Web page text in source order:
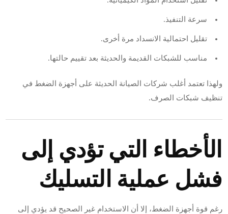
سرعة التنفيذ.
تقليل احتمالية الانسداد مرة أخرى.
مناسب للشبكات القديمة والحديثة بعد تقييم حالتها.
ولهذا تعتمد أغلب شركات الصيانة الحديثة على أجهزة الضغط في
تنظيف شبكات الصرف.
الأخطاء التي تؤدي إلى
فشل عملية التسليك
رغم قوة أجهزة الضغط، إلا أن الاستخدام غير الصحيح قد يؤدي إلى